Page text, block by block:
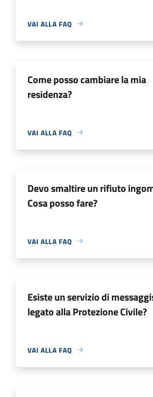
VAI ALLA FAQ
Come posso cambiare la mia
residenza?
VAI ALLA FAQ
Devo smaltire un rifiuto
Cosa posso fare?
VAI ALLA FAQ
Esiste un servizio di
legato alla Protezione Civile?
VAI ALLA FAQ